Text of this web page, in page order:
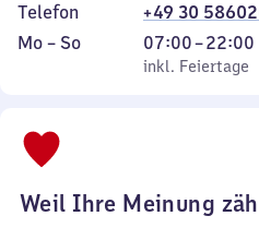
Telefon
+49 30
Montag
Mo – So,
inkl. Feiertage
07:00–22:00
Von
7
inkl. Feiertage
Weil Ihre Meinung